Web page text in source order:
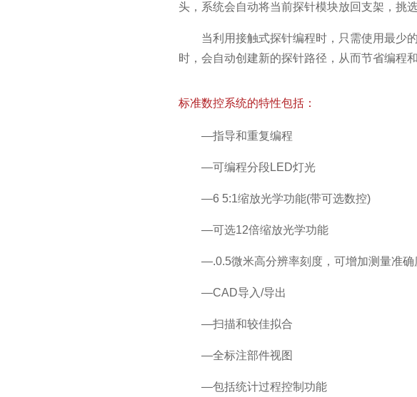
头，系统会自动将当前探针模块放回支架，挑
当利用接触式探针编程时，只需使用最少
时，会自动创建新的探针路径，从而节省编程
标准数控系统的特性包括：
—指导和重复编程
—可编程分段LED灯光
—6 5:1缩放光学功能(带可选数控)
—可选12倍缩放光学功能
—.0.5微米高分辨率刻度，可增加测量准确
—CAD导入/导出
—扫描和较佳拟合
—全标注部件视图
—包括统计过程控制功能